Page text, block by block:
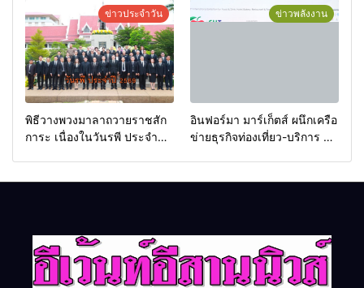
เกียรติยศแห่งการเสียสละ”
ข่าวประจำวัน
พิธีวางพวงมาลาถวายราชสัก
การะ เนื่องในวันรพี ประจำปี
ข่าวพลังงาน
อินฟอร์มา มาร์เก็ตส์ ผนึกเครือ
ข่ายธุรกิจท่องเที่ยว-บริการ จัด